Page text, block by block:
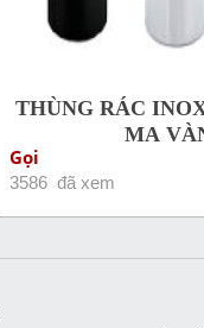
THÙNG RÁC
MẠ
Gọi
3586 đã xem